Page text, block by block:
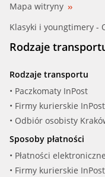
Mapa witryny
Klasyki i youngtimery -
Rodzaje
Rodzaje transportu
• Paczkomaty InPost
• Firmy kurierskie
• Odbiór osobisty
Sposoby płatności
• Płatności
• Firmy kurierskie